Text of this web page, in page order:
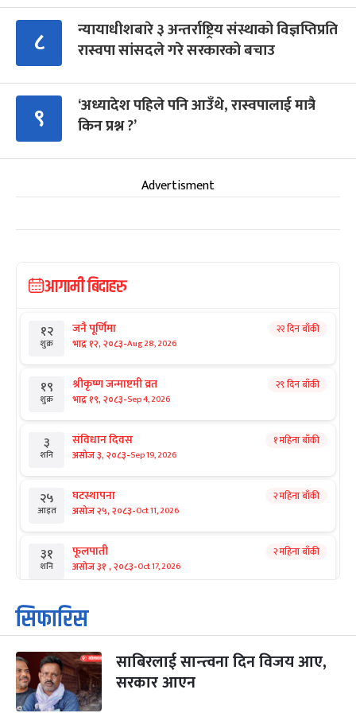
८
न्यायाधीशबारे ३ अन्तर्राष्ट्रिय संस्थाको विज्ञप्तिप्रति
रास्वपा सांसदले गरे सरकारको बचाउ
९
‘अध्यादेश पहिले पनि आउँथे, रास्वपालाई मात्रै
किन प्रश्न ?’
Advertisment
आगामी बिदाहरु
१२
शुक्र
जनै पूर्णिमा
भाद्र १२, २०८३-Aug 28, 2026
२२ दिन बाँकी
१९
शुक्र
श्रीकृष्ण जन्माष्टमी व्रत
भाद्र १९, २०८३-Sep 4, 2026
२९ दिन बाँकी
३
शनि
संविधान दिवस
असोज ३, २०८३-Sep 19, 2026
१ महिना बाँकी
२५
आइत
घटस्थापना
असोज २५, २०८३-Oct 11, 2026
२ महिना बाँकी
३१
शनि
फूलपाती
असोज ३१ , २०८३-Oct 17, 2026
२ महिना बाँकी
१
आइत
कार्तिक सङ्क्रान्ति
कार्तिक १, २०८३
३
मंगल
महानवमी
कार्तिक ३, २०८३-Oct 20, 2026
२ महिना बाँकी
सिफारिस
साबिरलाई सान्त्वना दिन विजय आए,
सरकार आएन